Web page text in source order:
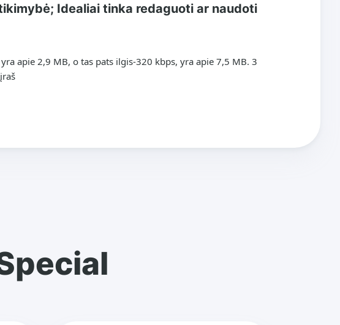
Idealiai tinka redaguoti ar naudoti
apie 2,9 MB, o tas pats ilgis-320 kbps, yra apie 7,5 MB. 3